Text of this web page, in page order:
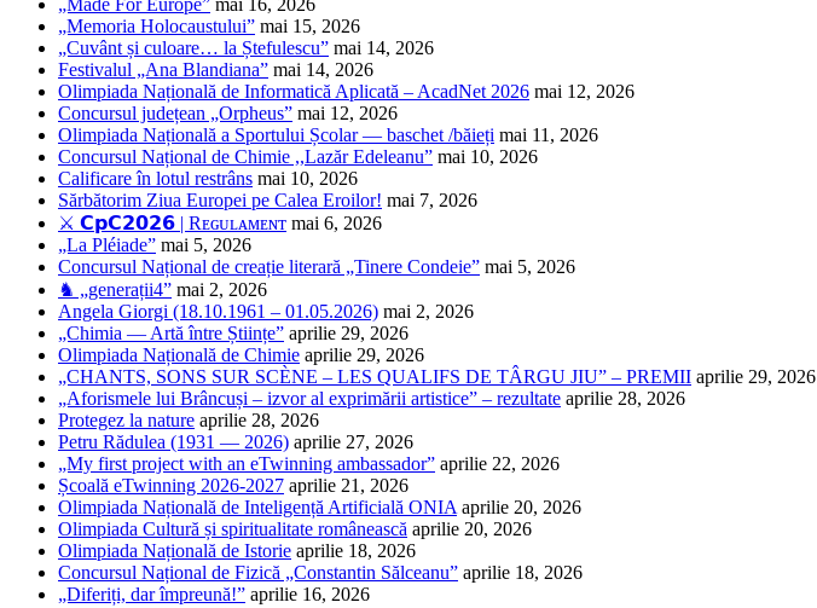
„Memoria Holocaustului” mai 15, 2026
„Cuvânt și culoare… la Ștefulescu” mai 14, 2026
Festivalul „Ana Blandiana” mai 14, 2026
Olimpiada Națională de Informatică Aplicată – AcadNet 2026 mai 12, 2026
Concursul județean „Orpheus” mai 12, 2026
Olimpiada Națională a Sportului Școlar — baschet /băieți mai 11, 2026
Concursul Național de Chimie ,,Lazăr Edeleanu” mai 10, 2026
Calificare în lotul restrâns mai 10, 2026
Sărbătorim Ziua Europei pe Calea Eroilor! mai 7, 2026
⚔️ 𝗖𝗽𝗖𝟮𝟬𝟮𝟲 | Rᴇɢᴜʟᴀᴍᴇɴᴛ mai 6, 2026
„La Pléiade” mai 5, 2026
Concursul Național de creație literară „Tinere Condeie” mai 5, 2026
♞ „generații4” mai 2, 2026
Angela Giorgi (18.10.1961 – 01.05.2026) mai 2, 2026
„Chimia — Artă între Științe” aprilie 29, 2026
Olimpiada Națională de Chimie aprilie 29, 2026
„CHANTS, SONS SUR SCÈNE – LES QUALIFS DE TÂRGU JIU” – PREMII aprilie 29, 2026
„Aforismele lui Brâncuși – izvor al exprimării artistice” – rezultate aprilie 28, 2026
Protegez la nature aprilie 28, 2026
Petru Rădulea (1931 — 2026) aprilie 27, 2026
„My first project with an eTwinning ambassador” aprilie 22, 2026
Școală eTwinning 2026-2027 aprilie 21, 2026
Olimpiada Națională de Inteligență Artificială ONIA aprilie 20, 2026
Olimpiada Cultură și spiritualitate românească aprilie 20, 2026
Olimpiada Națională de Istorie aprilie 18, 2026
Concursul Național de Fizică „Constantin Sălceanu” aprilie 18, 2026
„Diferiți, dar împreună!” aprilie 16, 2026